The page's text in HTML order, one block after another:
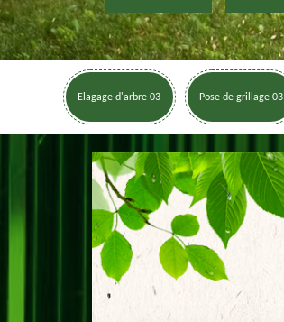
Elagage d'arbre 03 Pose de grillage 03